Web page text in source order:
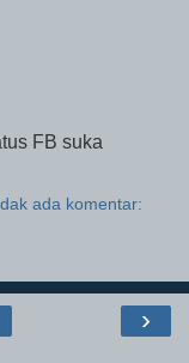
FB suka
ada komentar:
›